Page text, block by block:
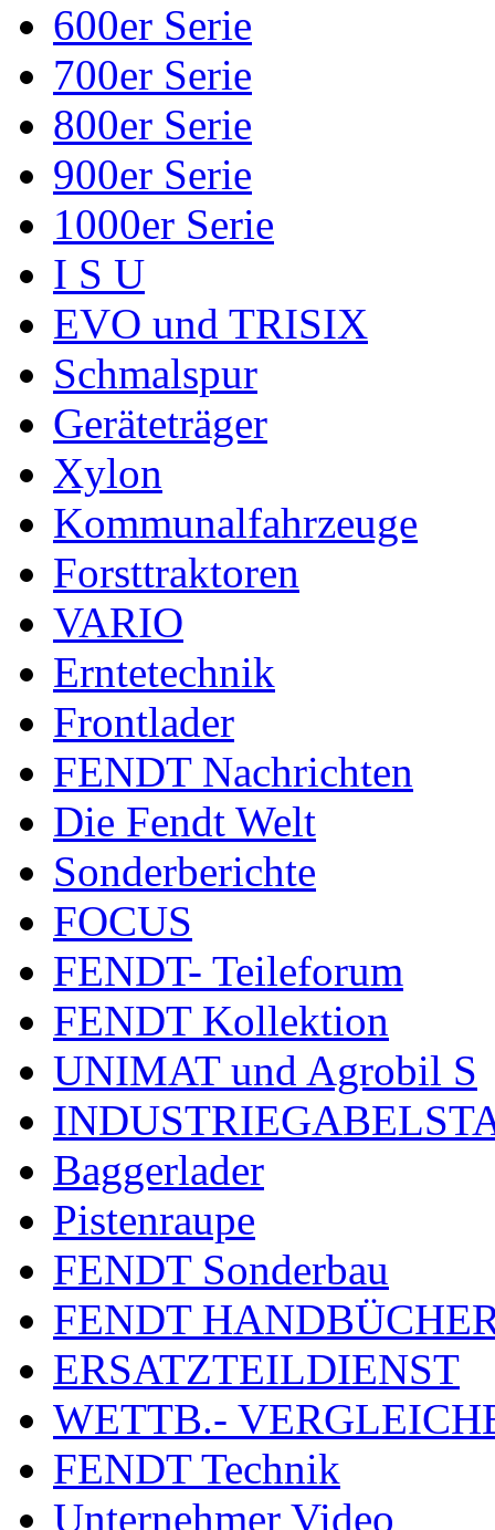
600er Serie
700er Serie
800er Serie
900er Serie
1000er Serie
I S U
EVO und TRISIX
Schmalspur
Geräteträger
Xylon
Kommunalfahrzeuge
Forsttraktoren
VARIO
Erntetechnik
Frontlader
FENDT Nachrichten
Die Fendt Welt
Sonderberichte
FOCUS
FENDT- Teileforum
FENDT Kollektion
UNIMAT und Agrobil S
Baggerlader
Pistenraupe
FENDT Sonderbau
FENDT
ERSATZTEILDIENST
WETTB.-
FENDT Technik
Unternehmer Video